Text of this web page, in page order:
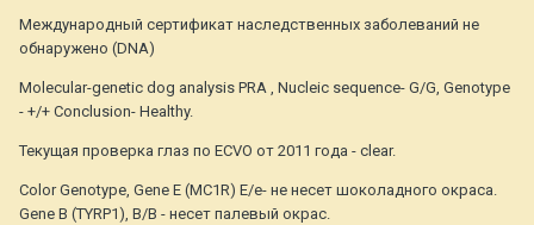
Международный сертификат наследственных заболеваний не
обнаружено (DNA)
Molecular-genetic dog analysis PRA , Nucleic sequence- G/G, Genotype
- +/+ Conclusion- Healthy.
Текущая проверка глаз по ECVO от 2011 года - clear.
Color Genotype, Gene E (MC1R) E/e- не несет шоколадного окраса.
Gene B (TYRP1), B/B - несет палевый окрас.